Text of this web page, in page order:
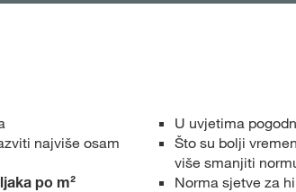
najviše osam
po m²
U uvjetima
Što su bolji
više smanjiti
Norma sjetve za